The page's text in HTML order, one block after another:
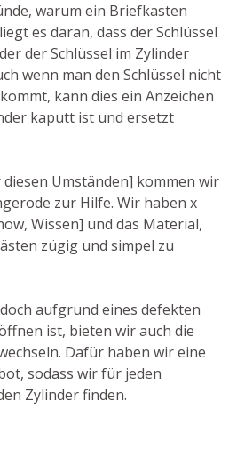
warum ein Briefkasten
es daran, dass der Schlüssel
der Schlüssel im Zylinder
wenn man den Schlüssel nicht
kann dies ein Anzeichen
kaputt ist und ersetzt
Umständen] kommen wir
zur Hilfe. Wir haben x
Wissen] und das Material,
zügig und simpel zu
aufgrund eines defekten
ist, bieten wir auch die
Dafür haben wir eine
sodass wir für jeden
Zylinder finden.